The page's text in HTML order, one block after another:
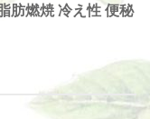
肪燃焼 冷え性 便秘